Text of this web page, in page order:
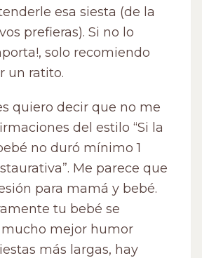
esa siesta (de la
prefieras). Si no lo
solo recomiendo
un ratito.
quiero decir que no me
del estilo “Si la
no duró mínimo 1
Me parece que
para mamá y bebé.
tu bebé se
mejor humor
más largas, hay